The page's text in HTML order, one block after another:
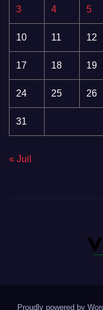
3 4 5
10 11 12
17 18 19
24 25 26
31
« Juil
Proudly powered by